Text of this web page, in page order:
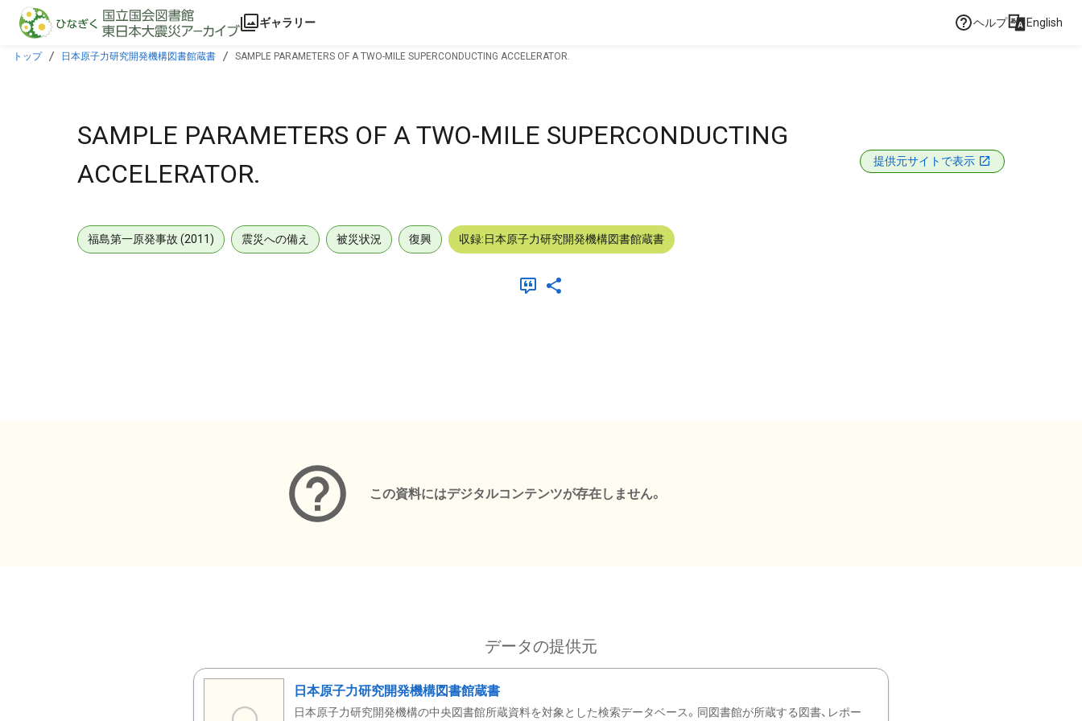
本文に飛ぶ
ギャラリー ヘルプ English
トップ 日本原子力研究開発機構図書館蔵書 SAMPLE PARAMETERS OF A TWO-MILE SUPERCONDUCTING ACCELERATOR.
SAMPLE PARAMETERS OF A TWO-MILE SUPERCONDUCTING
ACCELERATOR.
提供元サイトで表示
福島第一原発事故 (2011) 震災への備え 被災状況 復興 収録:日本原子力研究開発機構図書館蔵書
この資料にはデジタルコンテンツが存在しません。
データの提供元
日本原子力研究開発機構図書館蔵書
日本原子力研究開発機構の中央図書館所蔵資料を対象とした検索データベース。同図書館が所蔵する図書、レポー